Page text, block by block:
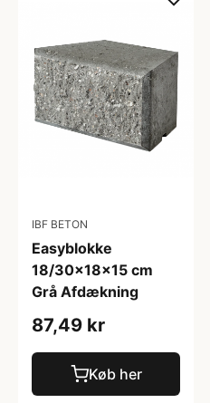
IBF BETON
Easyblokke
18/30x18x15 cm
Grå Afdækning
87,49 kr
Køb her